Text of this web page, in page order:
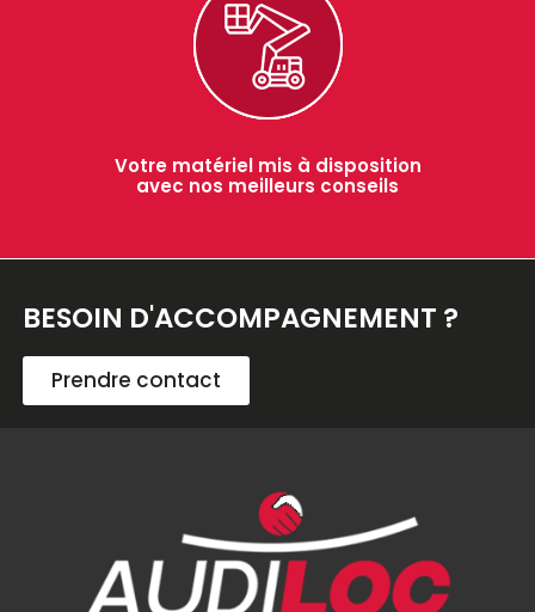
Votre matériel mis à disposition
avec nos meilleurs conseils
BESOIN D'ACCOMPAGNEMENT ?
Prendre contact